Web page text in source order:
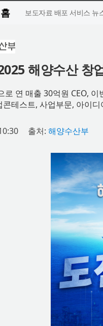
보도자료 배포 서비스 뉴
해양수산 창
로 연 매출 30억원 CEO,
테스트, 사업부문, 아이
출처: 해양수산부